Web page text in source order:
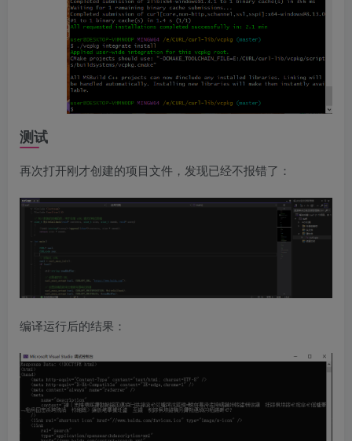
测试
再次打开刚才创建的项目文件，发现已经不报错了：
编译运行后的结果：